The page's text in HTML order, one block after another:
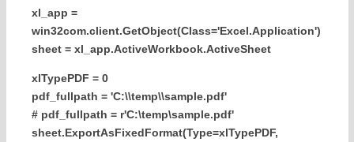
xl_app =
win32com.client.GetObject(Class='Excel.Application')
sheet = xl_app.ActiveWorkbook.ActiveSheet
xlTypePDF = 0
pdf_fullpath = 'C:\\temp\\sample.pdf'
# pdf_fullpath = r'C:\temp\sample.pdf'
sheet.ExportAsFixedFormat(Type=xlTypePDF,